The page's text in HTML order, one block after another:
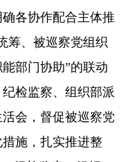
各协作配合主体推
筹、被巡察党组织
部门协助”的联动
检监察、组织部派
会，督促被巡察党
施，扎实推进整